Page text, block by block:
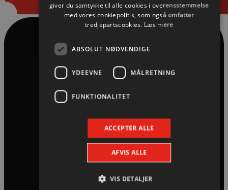
giver du samtykke til alle cookies i overensstemmelse
med vores cookiepolitik, som også omfatter
tredjepartscookies. Læs mere
ABSOLUT NØDVENDIGE
YDEEVNE MÅLRETNING
FUNKTIONALITET
ACCEPTER ALLE
AFVIS ALLE
VIS DETALJER